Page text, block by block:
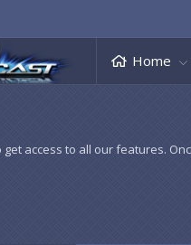
Home
get access to all our features.